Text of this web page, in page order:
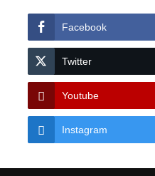
Facebook
Twitter
Youtube
Instagram